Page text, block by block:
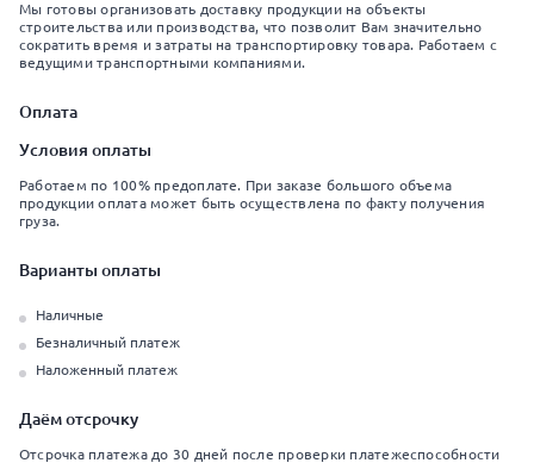
Мы готовы организовать доставку продукции на объекты
строительства или производства, что позволит Вам значительно
сократить время и затраты на транспортировку товара. Работаем с
ведущими транспортными компаниями.
Оплата
Условия оплаты
Работаем по 100% предоплате. При заказе большого объема
продукции оплата может быть осуществлена по факту получения
груза.
Варианты оплаты
Наличные
Безналичный платеж
Наложенный платеж
Даём отсрочку
Отсрочка платежа до 30 дней после проверки платежеспособности